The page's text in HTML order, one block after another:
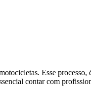
Esse
contar com